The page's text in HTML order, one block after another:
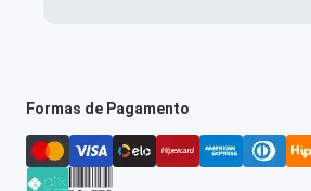
Formas de Pagamento